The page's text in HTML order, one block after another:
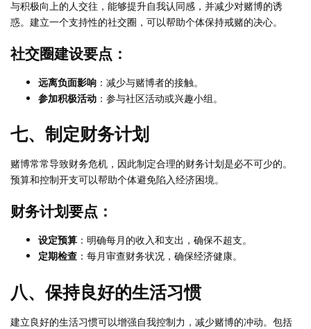
与积极向上的人交往，能够提升自我认同感，并减少对赌博的诱
惑。建立一个支持性的社交圈，可以帮助个体保持戒赌的决心。
社交圈建设要点：
远离负面影响 ：减少与赌博者的接触。
参加积极活动 ：参与社区活动或兴趣小组。
七、制定财务计划
赌博常常导致财务危机，因此制定合理的财务计划是必不可少的。
预算和控制开支可以帮助个体避免陷入经济困境。
财务计划要点：
设定预算 ：明确每月的收入和支出，确保不超支。
定期检查 ：每月审查财务状况，确保经济健康。
八、保持良好的生活习惯
建立良好的生活习惯可以增强自我控制力，减少赌博的冲动。包括